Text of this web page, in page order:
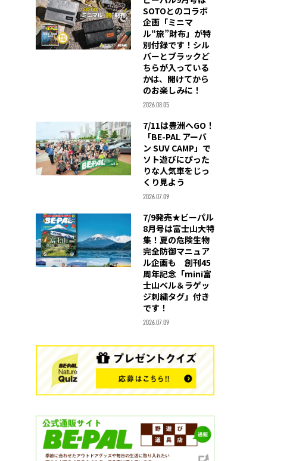
SOTOとのコラボ
企画「ミニマ
ル“旅”財布」が特
別付録です！シル
バーとブラックど
ちらが入っている
かは、開けてから
のお楽しみに！
2026.08.05
7/11は豊洲へGO！
「BE-PAL アーバ
ン SUV CAMP」で
ソト遊びにぴった
りな人気車をじっ
くり見よう
2026.07.09
7/9発売★ビーパル
8月号は富士山大特
集！夏の危険生物
完全防御マニュア
ル企画も 創刊45
周年記念「mini富
士山ベル＆ラゲッ
ジ刺繍タグ」付き
です！
2026.07.09